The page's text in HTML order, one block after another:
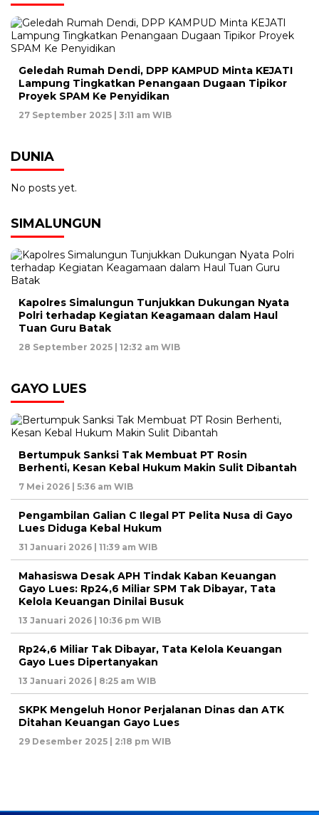
Geledah Rumah Dendi, DPP KAMPUD Minta KEJATI
Lampung Tingkatkan Penangaan Dugaan Tipikor
Proyek SPAM Ke Penyidikan
27 September 2025 | 3:11 am WIB
DUNIA
No posts yet.
SIMALUNGUN
Kapolres Simalungun Tunjukkan Dukungan Nyata
Polri terhadap Kegiatan Keagamaan dalam Haul
Tuan Guru Batak
28 September 2025 | 12:32 am WIB
GAYO LUES
Bertumpuk Sanksi Tak Membuat PT Rosin
Berhenti, Kesan Kebal Hukum Makin Sulit Dibantah
7 Mei 2026 | 5:36 am WIB
Pengambilan Galian C Ilegal PT Pelita Nusa di Gayo
Lues Diduga Kebal Hukum
31 Januari 2026 | 11:39 am WIB
Mahasiswa Desak APH Tindak Kaban Keuangan
Gayo Lues: Rp24,6 Miliar SPM Tak Dibayar, Tata
Kelola Keuangan Dinilai Busuk
13 Januari 2026 | 10:36 pm WIB
Rp24,6 Miliar Tak Dibayar, Tata Kelola Keuangan
Gayo Lues Dipertanyakan
13 Januari 2026 | 8:25 am WIB
SKPK Mengeluh Honor Perjalanan Dinas dan ATK
Ditahan Keuangan Gayo Lues
29 Desember 2025 | 2:18 pm WIB